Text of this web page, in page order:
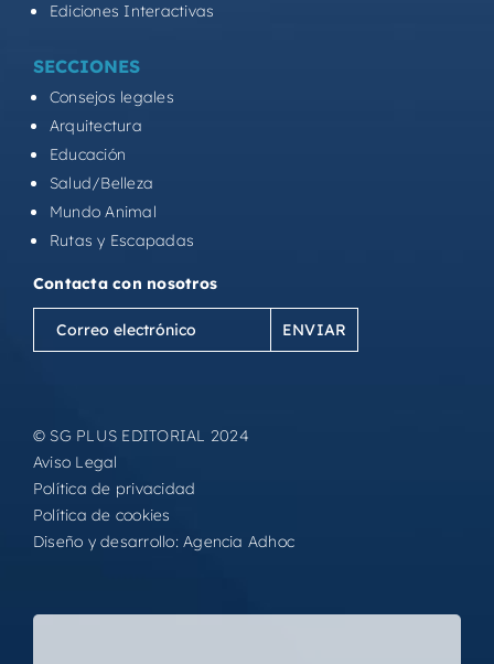
Ediciones Interactivas
SECCIONES
Consejos legales
Arquitectura
Educación
Salud/Belleza
Mundo Animal
Rutas y Escapadas
Contacta con nosotros
Correo
electrónico
© SG PLUS EDITORIAL 2024
Aviso Legal
Política de privacidad
Política de cookies
Diseño y desarrollo:Agencia Adhoc